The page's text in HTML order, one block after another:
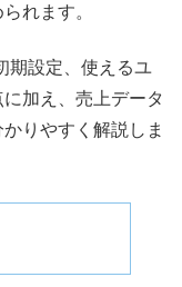
れます。
期設定、使えるユ
加え、売上データ
りやすく解説しま